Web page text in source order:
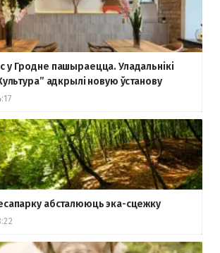
у Гродне пашыраецца. Уладальнікі
адкрылі новую ўстанову
абсталююць эка-сцежку